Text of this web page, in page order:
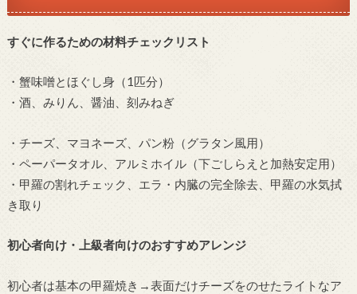
すぐに作るための材料チェックリスト
・蟹味噌とほぐし身（1匹分）
・酒、みりん、醤油、刻みねぎ
・チーズ、マヨネーズ、パン粉（グラタン風用）
・ペーパータオル、アルミホイル（下ごしらえと加熱安定用）
・甲羅の割れチェック、エラ・内臓の完全除去、甲羅の水気拭
き取り
初心者向け・上級者向けのおすすめアレンジ
初心者は基本の甲羅焼き→表面だけチーズをのせたライトなア